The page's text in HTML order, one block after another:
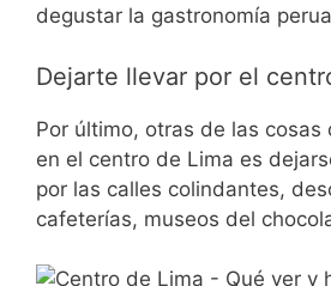
degustar la gastronomía
Dejarte llevar por el
Por último, otras de las cosas
en el centro de Lima es
por las calles colindantes,
cafeterías, museos del